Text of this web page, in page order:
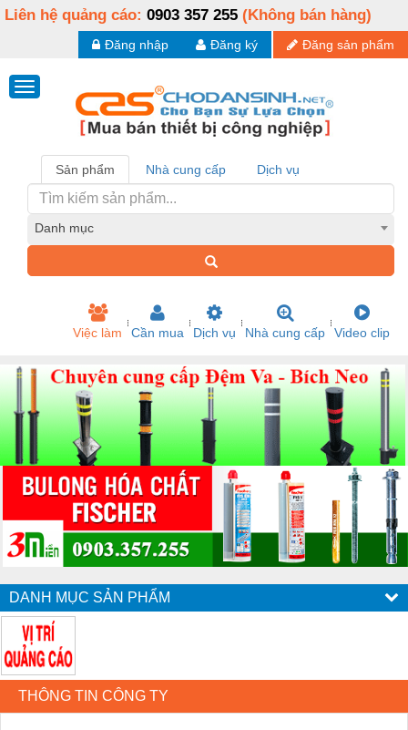
Liên hệ quảng cáo: 0903 357 255 (Không bán hàng)
Đăng sản phẩm
Đăng ký
Đăng nhập
Sản phẩm Nhà cung cấp Dịch vụ
Danh mục
Việc làm Cần mua Dịch vụ Nhà cung cấp Video clip
DANH MỤC SẢN PHẨM
THÔNG TIN CÔNG TY